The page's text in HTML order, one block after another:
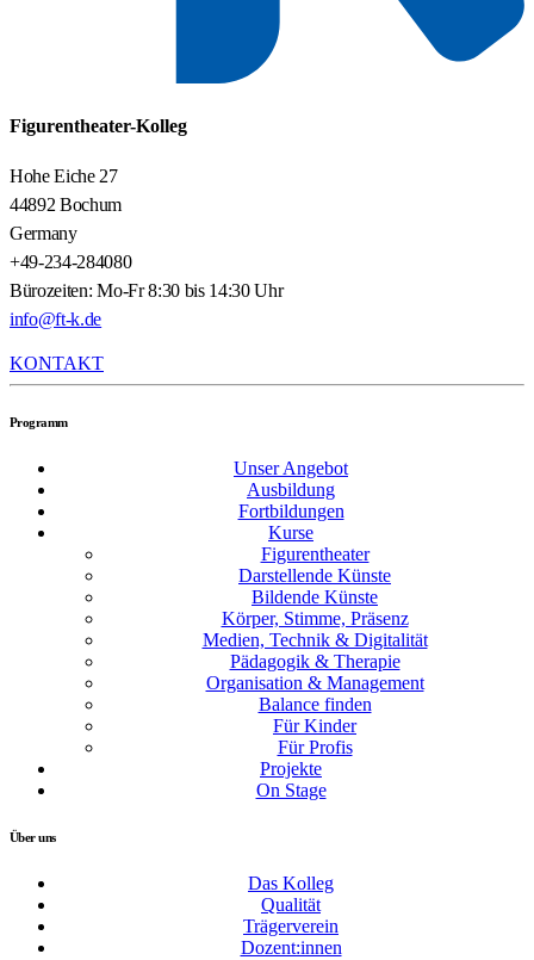
Figurentheater-Kolleg
Hohe Eiche 27
44892 Bochum
Germany
+49-234-284080
Bürozeiten: Mo-Fr 8:30 bis 14:30 Uhr
info@ft-k.de
KONTAKT
Programm
Unser Angebot
Ausbildung
Fortbildungen
Kurse
Figurentheater
Darstellende Künste
Bildende Künste
Körper, Stimme, Präsenz
Medien, Technik & Digitalität
Pädagogik & Therapie
Organisation & Management
Balance finden
Für Kinder
Für Profis
Projekte
On Stage
Über uns
Das Kolleg
Qualität
Trägerverein
Dozent:innen